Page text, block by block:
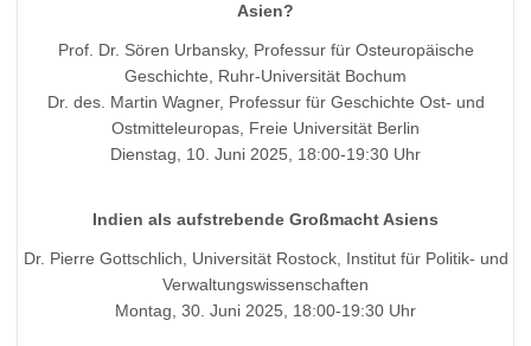
Asien?
Prof. Dr. Sören Urbansky, Professur für Osteuropäische
Geschichte, Ruhr-Universität Bochum
Dr. des. Martin Wagner, Professur für Geschichte Ost- und
Ostmitteleuropas, Freie Universität Berlin
Dienstag, 10. Juni 2025, 18:00-19:30 Uhr
Indien als aufstrebende Großmacht Asiens
Dr. Pierre Gottschlich, Universität Rostock, Institut für Politik- und
Verwaltungswissenschaften
Montag, 30. Juni 2025, 18:00-19:30 Uhr